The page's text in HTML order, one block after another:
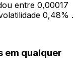
entre 0,00017
0,48% .
em qualquer